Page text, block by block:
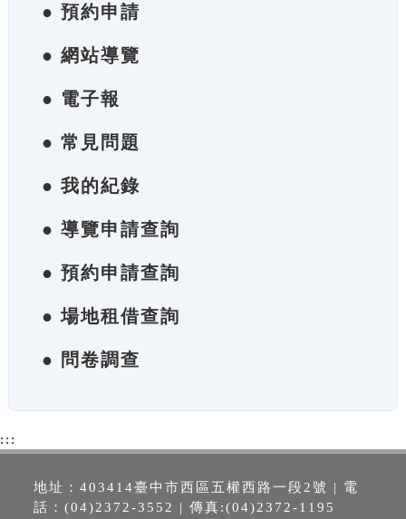
● 預約申請
● 網站導覽
● 電子報
● 常見問題
● 我的紀錄
● 導覽申請查詢
● 預約申請查詢
● 場地租借查詢
● 問卷調查
:::
地址：403414臺中市西區五權西路一段2號 | 電
話：(04)2372-3552 | 傳真:(04)2372-1195